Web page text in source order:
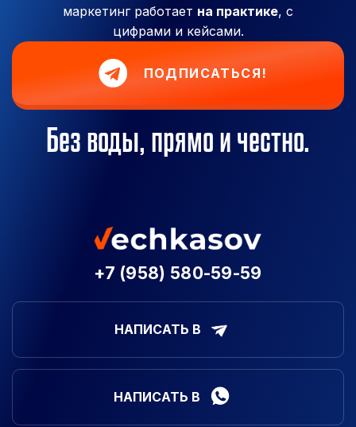
маркетинг работает на практике, с
цифрами и кейсами.
ПОДПИСАТЬСЯ!
Без воды, прямо и честно.
+7 (958) 580-59-59
НАПИСАТЬ В
НАПИСАТЬ В